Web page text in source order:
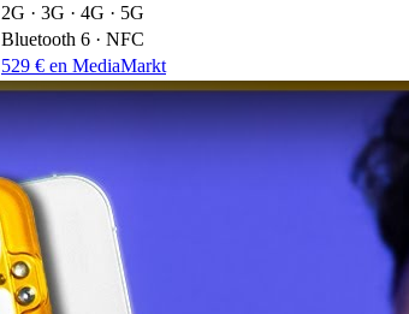
2G · 3G · 4G · 5G
Bluetooth 6 · NFC
529 € en MediaMarkt